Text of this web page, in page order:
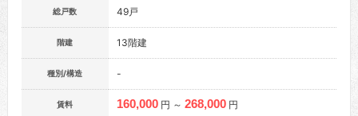
総戸数 49戸
階建 13階建
種別/構造 -
賃料 160,000 円 ～ 268,000 円